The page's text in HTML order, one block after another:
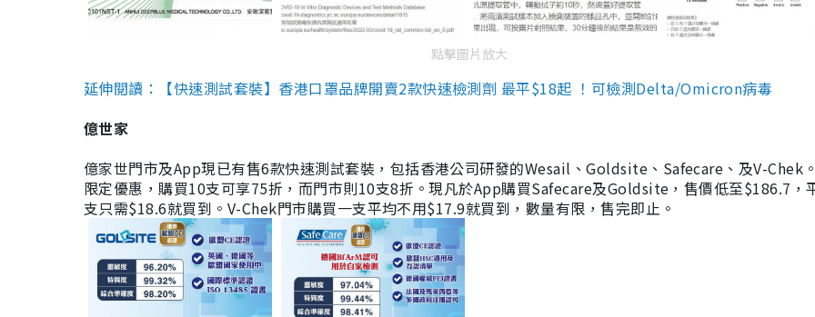
點擊圖片放大
延伸閱讀：【快速測試套裝】香港口罩品牌開賣2款快速檢測劑 最平$18起 ！可檢測Delta/Omicron病毒
億世家
億家世門市及App現已有售6款快速測試套裝，包括香港公司研發的Wesail、Goldsite、Safecare、及V-Chek
限定優惠，購買10支可享75折，而門市則10支8折。現凡於App購買Safecare及Goldsite，售價低至$186.7，
支只需$18.6就買到。V-Chek門市購買一支平均不用$17.9就買到，數量有限，售完即止。